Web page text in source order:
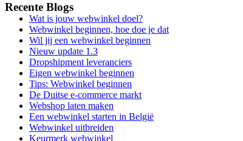
Recente Blogs
Wat is jouw webwinkel doel?
Webwinkel beginnen, hoe doe je dat
Wil jij een webwinkel beginnen
Nieuw update 1.3
Dropshipment leveranciers
Eigen webwinkel beginnen
Tips: Webwinkel beginnen
De Duitse e-commerce markt
Webshop laten maken
Een webwinkel starten in België
Webwinkel uitbreiden
Keurmerk webwinkel